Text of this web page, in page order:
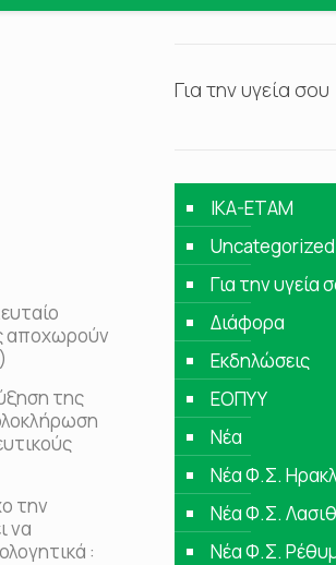
αποχωρούν
της
την
να
:
Για την υγεία σου
IKA-ETAM
Uncategorized
Για την υγεία
Διάφορα
Εκδηλώσεις
ΕΟΠΥΥ
Νέα
Νέα Φ.Σ.
Νέα Φ.Σ.
Νέα Φ.Σ.